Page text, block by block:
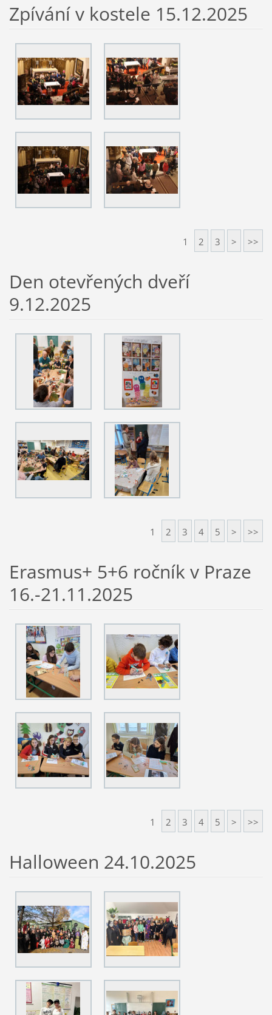
Zpívání v kostele 15.12.2025
1 2 3 > >>
Den otevřených dveří
9.12.2025
1 2 3 4 5 > >>
Erasmus+ 5+6 ročník v Praze
16.-21.11.2025
1 2 3 4 5 > >>
Halloween 24.10.2025